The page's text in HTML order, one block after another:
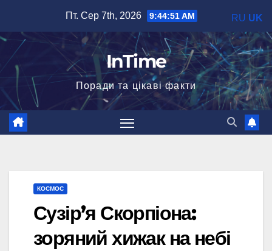
вмісту
Пт. Сер 7th, 2026 9:44:52 AM
InTime
Поради та цікаві факти
КОСМОС
Сузір’я Скорпіона:
зоряний хижак на небі
RU UK